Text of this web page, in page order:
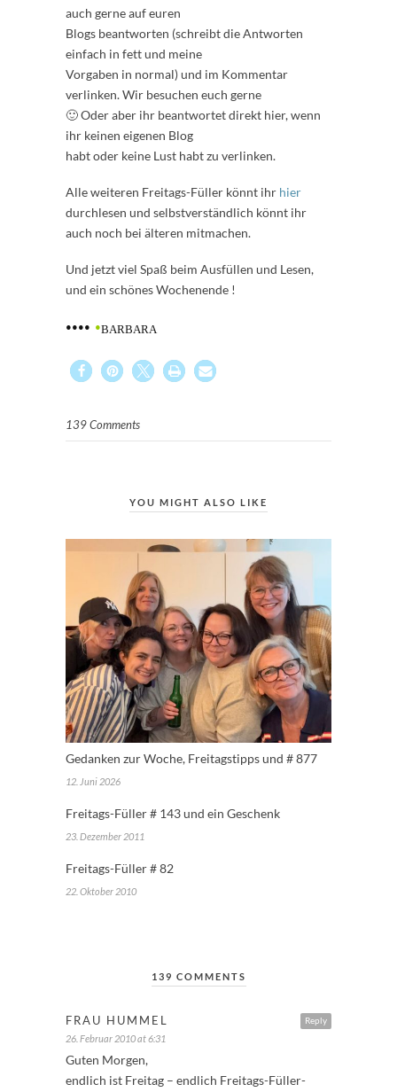
auch gerne auf euren
Blogs beantworten (schreibt die Antworten
einfach in fett und meine
Vorgaben in normal) und im Kommentar
verlinken. Wir besuchen euch gerne
🙂 Oder aber ihr beantwortet direkt hier, wenn
ihr keinen eigenen Blog
habt oder keine Lust habt zu verlinken.
Alle weiteren Freitags-Füller könnt ihr hier
durchlesen und selbstverständlich könnt ihr
auch noch bei älteren mitmachen.
Und jetzt viel Spaß beim Ausfüllen und Lesen,
und ein schönes Wochenende !
•••• •BARBARA
139 Comments
YOU MIGHT ALSO LIKE
Gedanken zur Woche, Freitagstipps und # 877
12. Juni 2026
Freitags-Füller # 143 und ein Geschenk
23. Dezember 2011
Freitags-Füller # 82
22. Oktober 2010
139 COMMENTS
Reply
FRAU HUMMEL
26. Februar 2010 at 6:31
Guten Morgen,
endlich ist Freitag – endlich Freitags-Füller-